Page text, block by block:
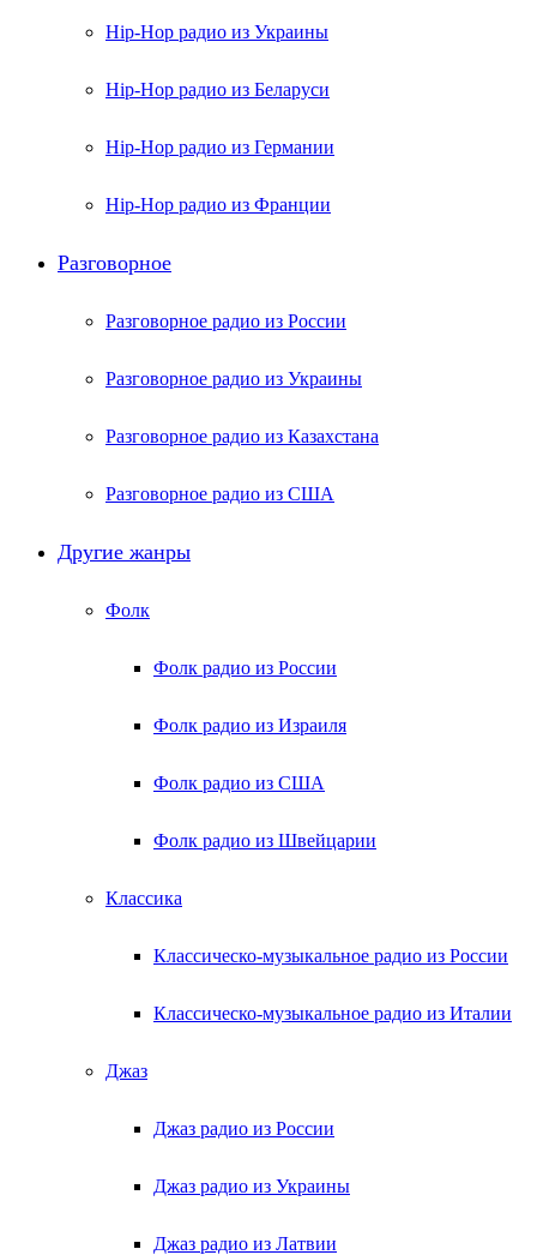
Hip-Hop радио из Украины
Hip-Hop радио из Беларуси
Hip-Hop радио из Германии
Hip-Hop радио из Франции
Разговорное
Разговорное радио из России
Разговорное радио из Украины
Разговорное радио из Казахстана
Разговорное радио из США
Другие жанры
Фолк
Фолк радио из России
Фолк радио из Израиля
Фолк радио из США
Фолк радио из Швейцарии
Классика
Классическо-музыкальное радио из России
Классическо-музыкальное радио из Италии
Джаз
Джаз радио из России
Джаз радио из Украины
Джаз радио из Латвии